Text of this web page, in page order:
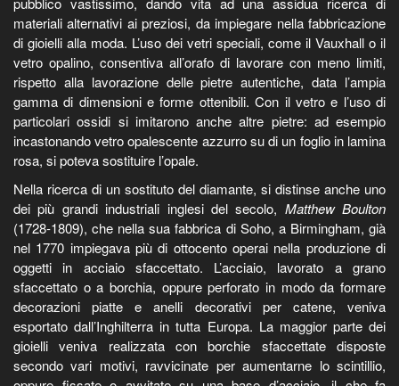
materiali alternativi ai preziosi, da impiegare nella fabbricazione
di gioielli alla moda. L’uso dei vetri speciali, come il Vauxhall o il
vetro opalino, consentiva all’orafo di lavorare con meno limiti,
rispetto alla lavorazione delle pietre autentiche, data l’ampia
gamma di dimensioni e forme ottenibili. Con il vetro e l’uso di
particolari ossidi si imitarono anche altre pietre: ad esempio
incastonando vetro opalescente azzurro su di un foglio in lamina
rosa, si poteva sostituire l’opale.
Nella ricerca di un sostituto del diamante, si distinse anche uno
dei più grandi industriali inglesi del secolo, Matthew Boulton
(1728-1809), che nella sua fabbrica di Soho, a Birmingham, già
nel 1770 impiegava più di ottocento operai nella produzione di
oggetti in acciaio sfaccettato. L’acciaio, lavorato a grano
sfaccettato o a borchia, oppure perforato in modo da formare
decorazioni piatte e anelli decorativi per catene, veniva
esportato dall’Inghilterra in tutta Europa. La maggior parte dei
gioielli veniva realizzata con borchie sfaccettate disposte
secondo vari motivi, ravvicinate per aumentarne lo scintillio,